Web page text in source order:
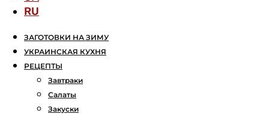
RU
ЗАГОТОВКИ НА ЗИМУ
УКРАИНСКАЯ КУХНЯ
РЕЦЕПТЫ
Завтраки
Салаты
Закуски